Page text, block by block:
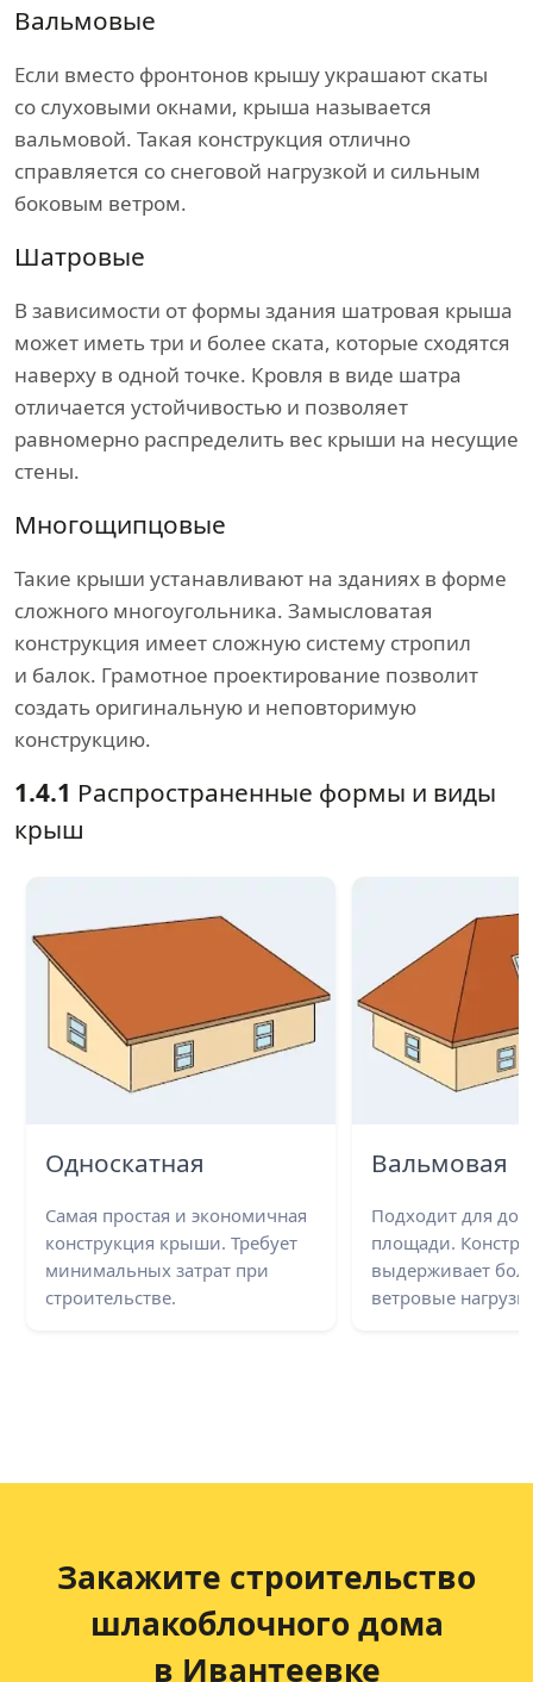
Вальмовые
Если вместо фронтонов крышу украшают скаты
со слуховыми окнами, крыша называется
вальмовой. Такая конструкция отлично
справляется со снеговой нагрузкой и сильным
боковым ветром.
Шатровые
В зависимости от формы здания шатровая крыша
может иметь три и более ската, которые сходятся
наверху в одной точке. Кровля в виде шатра
отличается устойчивостью и позволяет
равномерно распределить вес крыши на несущие
стены.
Многощипцовые
Такие крыши устанавливают на зданиях в форме
сложного многоугольника. Замысловатая
конструкция имеет сложную систему стропил
и балок. Грамотное проектирование позволит
создать оригинальную и неповторимую
конструкцию.
1.4.1 Распространенные формы и виды
крыш
Односкатная
Самая простая и экономичная
конструкция крыши. Требует
минимальных затрат при
строительстве.
Вальмовая
Подходит для
площади.
выдерживает
ветровые
Закажите строительство
шлакоблочного дома
в Ивантеевке